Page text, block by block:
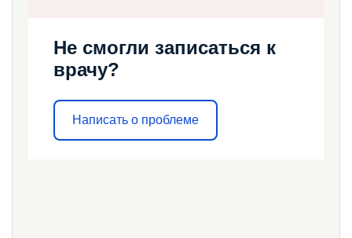
Не смогли записаться к
врачу?
Написать о проблеме